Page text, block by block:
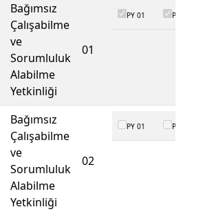
Bağımsız
Çalışabilme
ve
Sorumluluk
Alabilme
Yetkinliği
01
PY 01 PY 02
Bağımsız
Çalışabilme
ve
Sorumluluk
Alabilme
Yetkinliği
02
PY 01 PY 02